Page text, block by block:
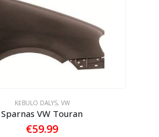
KĖBULO DALYS, VW
Sparnas VW Touran
€59.99